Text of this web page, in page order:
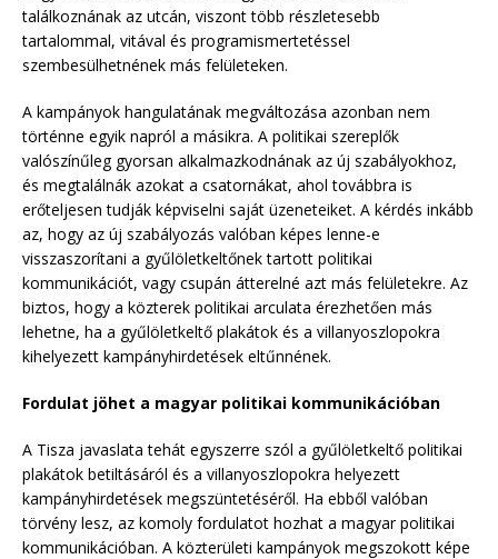
találkoznának az utcán, viszont több részletesebb
tartalommal, vitával és programismertetéssel
szembesülhetnének más felületeken.
A kampányok hangulatának megváltozása azonban nem
történne egyik napról a másikra. A politikai szereplők
valószínűleg gyorsan alkalmazkodnának az új szabályokhoz,
és megtalálnák azokat a csatornákat, ahol továbbra is
erőteljesen tudják képviselni saját üzeneteiket. A kérdés inkább
az, hogy az új szabályozás valóban képes lenne-e
visszaszorítani a gyűlöletkeltőnek tartott politikai
kommunikációt, vagy csupán átterelné azt más felületekre. Az
biztos, hogy a közterek politikai arculata érezhetően más
lehetne, ha a gyűlöletkeltő plakátok és a villanyoszlopokra
kihelyezett kampányhirdetések eltűnnének.
Fordulat jöhet a magyar politikai kommunikációban
A Tisza javaslata tehát egyszerre szól a gyűlöletkeltő politikai
plakátok betiltásáról és a villanyoszlopokra helyezett
kampányhirdetések megszüntetéséről. Ha ebből valóban
törvény lesz, az komoly fordulatot hozhat a magyar politikai
kommunikációban. A közterületi kampányok megszokott képe